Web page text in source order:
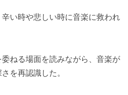
い時や悲しい時に音楽に救われ
ねる場面を読みながら、音楽が
を再認識した。